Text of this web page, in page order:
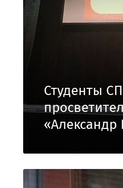
Студенты
«Александр